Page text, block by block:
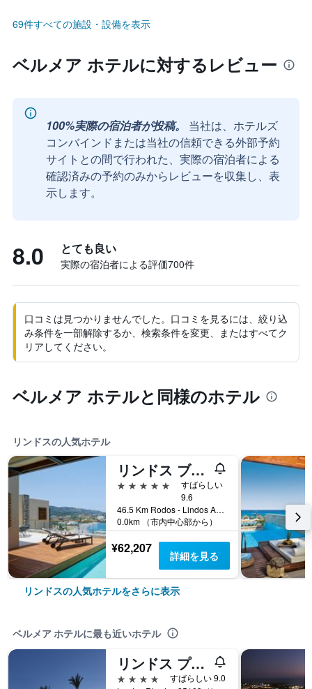
69件すべての施設・設備を表示
ベルメア ホテルに対するレビュー
100%実際の宿泊者が投稿。
当社は、ホテルズ
コンバインドまたは当社の信頼できる外部予約
サイトとの間で行われた、実際の宿泊者による
確認済みの予約のみからレビューを収集し、表
示します。
8.0 とても良い
実際の宿泊者による評価700​件
口コミは見つかりませんでした。口コミを見るには、絞り込
み条件を一部解除するか、検索条件を変更、またはすべてク
リアしてください。
ベルメア ホテルと同様のホテル
リンドスの人気ホテル
リンドス ブル ラグジュアリー ホテル & スイーツ - アダルト オンリー
5つ星
すばらしい
9.6
46.5 Km Rodos - Lindos Avenue, リンドス, ギリシャ
0.0km （市内中心部から）
¥62,207 詳細を見る
リンドスの人気ホテルをさらに表示
ベルメア ホテルに最も近いホテル
リンドス プリンセス ビーチ ホテル オール インクルーシブ
4つ星
すばらしい 9.0